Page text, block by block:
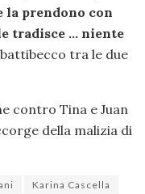
prendono con
tradisce … niente
tra le due
contro Tina e Juan
della malizia di
Karina Cascella